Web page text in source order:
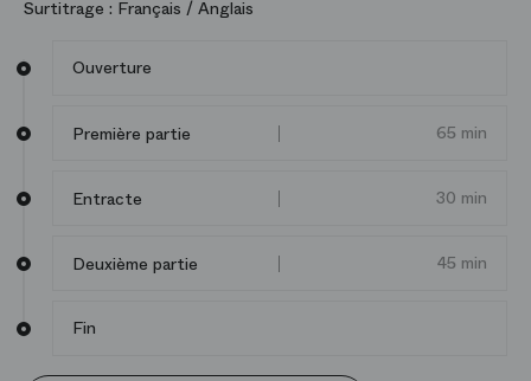
hantée par son passé. Dans ce huis clos étouffant se
réels, afin de mettre fin au cycle perpétuel de la
Surtitrage : Français / Anglais
Ouverture
Première partie 65 min
Entracte 30 min
Deuxième partie 45 min
Fin